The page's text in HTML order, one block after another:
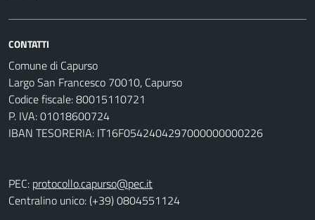
CONTATTI
Comune di Capurso
Largo San Francesco 70010, Capurso
Codice fiscale: 80015110721
P. IVA: 01018600724
IBAN TESORERIA: IT16F0542404297000000000226
PEC: protocollo.capurso@pec.it
Centralino unico: (+39) 0804551124